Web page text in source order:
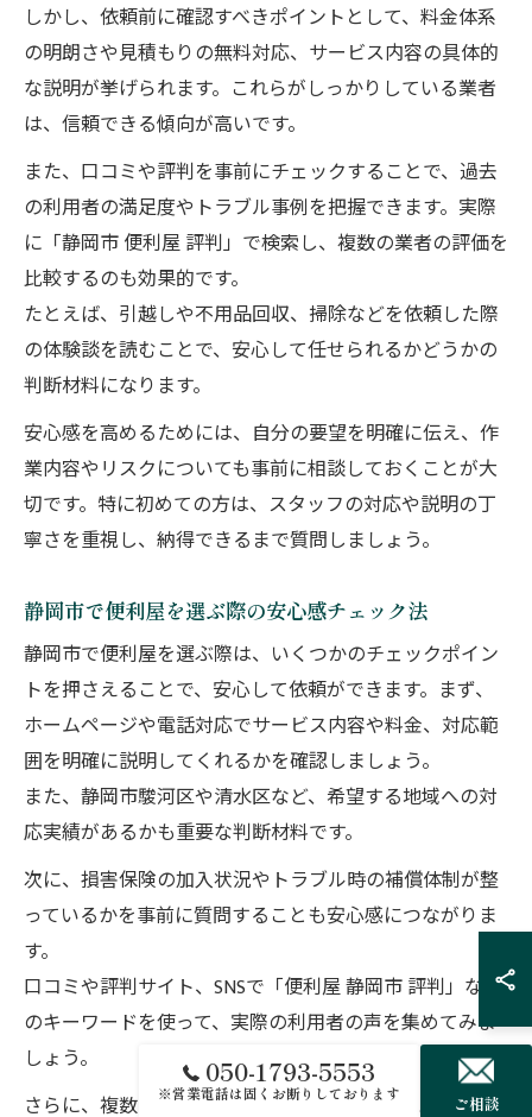
しかし、依頼前に確認すべきポイントとして、料金体系
の明朗さや見積もりの無料対応、サービス内容の具体的
な説明が挙げられます。これらがしっかりしている業者
は、信頼できる傾向が高いです。
また、口コミや評判を事前にチェックすることで、過去
の利用者の満足度やトラブル事例を把握できます。実際
に「静岡市 便利屋 評判」で検索し、複数の業者の評価を
比較するのも効果的です。
たとえば、引越しや不用品回収、掃除などを依頼した際
の体験談を読むことで、安心して任せられるかどうかの
判断材料になります。
安心感を高めるためには、自分の要望を明確に伝え、作
業内容やリスクについても事前に相談しておくことが大
切です。特に初めての方は、スタッフの対応や説明の丁
寧さを重視し、納得できるまで質問しましょう。
静岡市で便利屋を選ぶ際の安心感チェック法
静岡市で便利屋を選ぶ際は、いくつかのチェックポイン
トを押さえることで、安心して依頼ができます。まず、
ホームページや電話対応でサービス内容や料金、対応範
囲を明確に説明してくれるかを確認しましょう。
また、静岡市駿河区や清水区など、希望する地域への対
応実績があるかも重要な判断材料です。
次に、損害保険の加入状況やトラブル時の補償体制が整
っているかを事前に質問することも安心感につながりま
す。
口コミや評判サイト、SNSで「便利屋 静岡市 評判」など
のキーワードを使って、実際の利用者の声を集めてみま
しょう。
さらに、複数の便利屋から相見積もりを取ることで、料
050-1793-5553
※営業電話は固くお断りしております ご相談